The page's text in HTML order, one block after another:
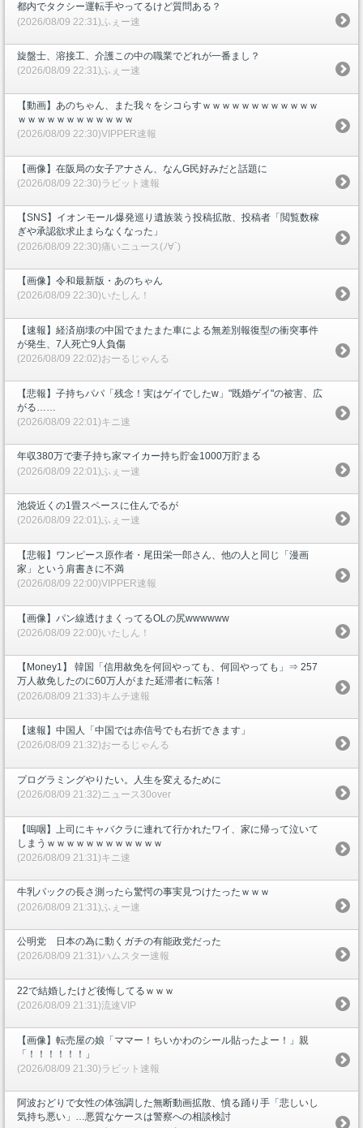
都内でタクシー運転手やってるけど質問ある？
(2026/08/09 22:31)ふぇー速
旋盤士、溶接工、介護この中の職業でどれが一番まし？
(2026/08/09 22:31)ふぇー速
【動画】あのちゃん、また我々をシコらすｗｗｗｗｗｗｗｗｗｗｗｗ
ｗｗｗｗｗｗｗｗｗｗｗｗ
(2026/08/09 22:30)VIPPER速報
【画像】在阪局の女子アナさん、なんG民好みだと話題に
(2026/08/09 22:30)ラビット速報
【SNS】イオンモール爆発巡り遺族装う投稿拡散、投稿者「閲覧数稼
ぎや承認欲求止まらなくなった」
(2026/08/09 22:30)痛いニュース(ﾉ∀`)
【画像】令和最新版・あのちゃん
(2026/08/09 22:30)いたしん！
【速報】経済崩壊の中国でまたまた車による無差別報復型の衝突事件
が発生、7人死亡9人負傷
(2026/08/09 22:02)おーるじゃんる
【悲報】子持ちパパ「残念！実はゲイでしたw」"既婚ゲイ"の被害、広
がる……
(2026/08/09 22:01)キニ速
年収380万で妻子持ち家マイカー持ち貯金1000万貯まる
(2026/08/09 22:01)ふぇー速
池袋近くの1畳スペースに住んでるが
(2026/08/09 22:01)ふぇー速
【悲報】ワンピース原作者・尾田栄一郎さん、他の人と同じ「漫画
家」という肩書きに不満
(2026/08/09 22:00)VIPPER速報
【画像】パン線透けまくってるOLの尻wwwwww
(2026/08/09 22:00)いたしん！
【Money1】 韓国「信用赦免を何回やっても、何回やっても」⇒ 257
万人赦免したのに60万人がまた延滞者に転落！
(2026/08/09 21:33)キムチ速報
【速報】中国人「中国では赤信号でも右折できます」
(2026/08/09 21:32)おーるじゃんる
プログラミングやりたい。人生を変えるために
(2026/08/09 21:32)ニュース30over
【嗚咽】上司にキャバクラに連れて行かれたワイ、家に帰って泣いて
しまうｗｗｗｗｗｗｗｗｗｗｗｗ
(2026/08/09 21:31)キニ速
牛乳パックの長さ測ったら驚愕の事実見つけたったｗｗｗ
(2026/08/09 21:31)ふぇー速
公明党 日本の為に動くガチの有能政党だった
(2026/08/09 21:31)ハムスター速報
22で結婚したけど後悔してるｗｗｗ
(2026/08/09 21:31)流速VIP
【画像】転売屋の娘「ママー！ちいかわのシール貼ったよー！」親
「！！！！！！」
(2026/08/09 21:30)ラビット速報
阿波おどりで女性の体強調した無断動画拡散、憤る踊り手「悲しいし
気持ち悪い」…悪質なケースは警察への相談検討